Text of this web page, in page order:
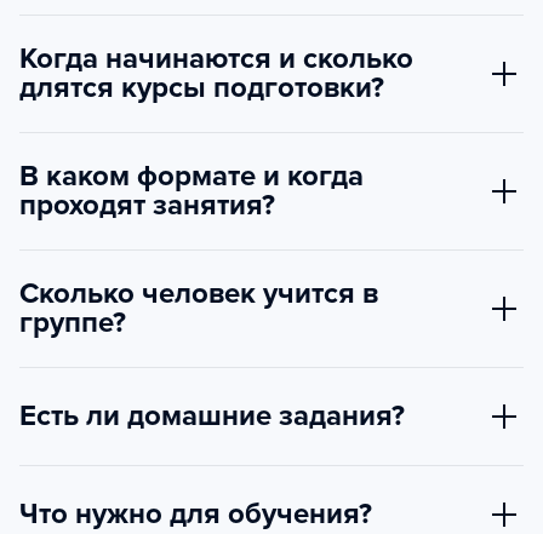
Когда начинаются и сколько
длятся курсы подготовки?
В каком формате и когда
проходят занятия?
Сколько человек учится в
группе?
Есть ли домашние задания?
Что нужно для обучения?